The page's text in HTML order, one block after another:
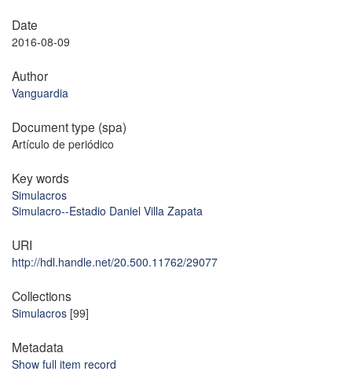
Date
2016-08-09
Author
Vanguardia
Document type (spa)
Artículo de periódico
Key words
Simulacros
Simulacro--Estadio Daniel Villa Zapata
URI
http://hdl.handle.net/20.500.11762/29077
Collections
Simulacros [99]
Metadata
Show full item record